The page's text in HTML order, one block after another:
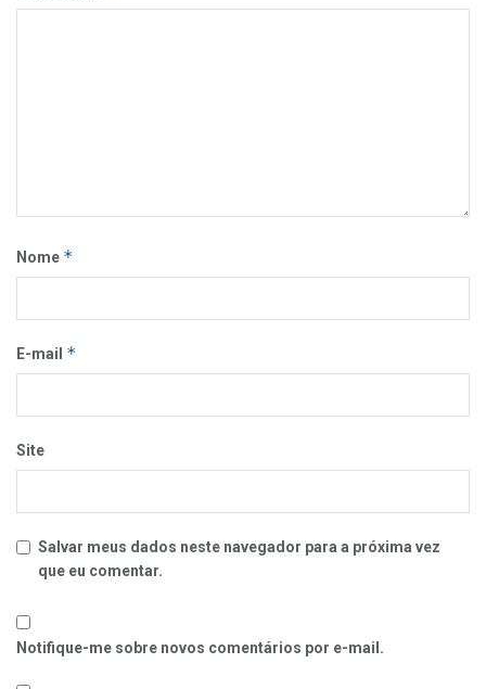
Nome *
E-mail *
Site
Salvar meus dados neste navegador para a próxima vez
que eu comentar.
Notifique-me sobre novos comentários por e-mail.